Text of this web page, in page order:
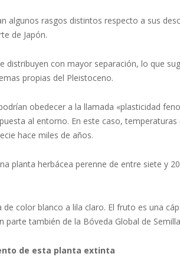
algunos rasgos distintos respecto a sus
de Japón.
distribuyen con mayor separación, lo que
propias del Pleistoceno.
obedecer a la llamada «plasticidad
al entorno. En este caso,
hace miles de años.
planta herbácea perenne de entre siete y
color blanco a lila claro. El fruto es una
también de la Bóveda Global de
de esta planta extinta